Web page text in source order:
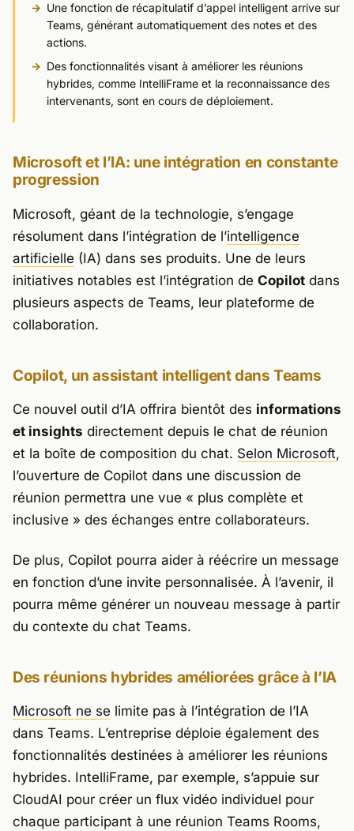
Une fonction de récapitulatif d’appel intelligent arrive sur
Teams, générant automatiquement des notes et des
actions.
Des fonctionnalités visant à améliorer les réunions
hybrides, comme IntelliFrame et la reconnaissance des
intervenants, sont en cours de déploiement.
Microsoft et l’IA: une intégration en constante
progression
Microsoft, géant de la technologie, s’engage
résolument dans l’intégration de l’intelligence
artificielle (IA) dans ses produits. Une de leurs
initiatives notables est l’intégration de Copilot dans
plusieurs aspects de Teams, leur plateforme de
collaboration.
Copilot, un assistant intelligent dans Teams
Ce nouvel outil d’IA offrira bientôt des informations
et insights directement depuis le chat de réunion
et la boîte de composition du chat. Selon Microsoft,
l’ouverture de Copilot dans une discussion de
réunion permettra une vue « plus complète et
inclusive » des échanges entre collaborateurs.
De plus, Copilot pourra aider à réécrire un message
en fonction d’une invite personnalisée. À l’avenir, il
pourra même générer un nouveau message à partir
du contexte du chat Teams.
Des réunions hybrides améliorées grâce à l’IA
Microsoft ne se limite pas à l’intégration de l’IA
dans Teams. L’entreprise déploie également des
fonctionnalités destinées à améliorer les réunions
hybrides. IntelliFrame, par exemple, s’appuie sur
CloudAI pour créer un flux vidéo individuel pour
chaque participant à une réunion Teams Rooms,